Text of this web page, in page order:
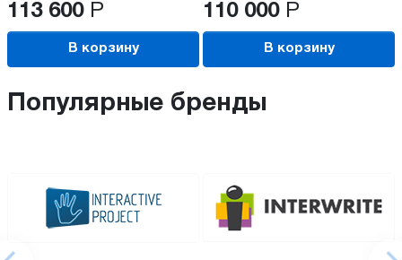
113 600 Р
В корзину
110 000 Р
В корзину
Популярные бренды